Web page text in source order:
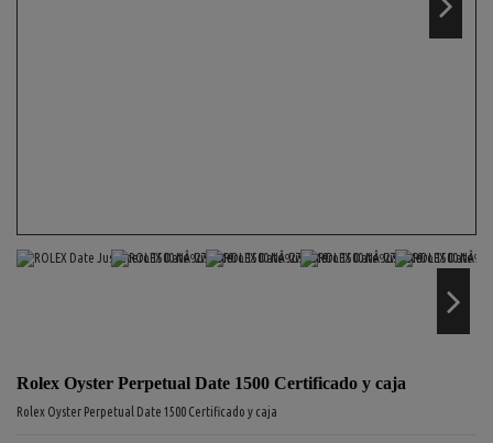
Rolex Oyster Perpetual Date 1500 Certificado y caja
Rolex Oyster Perpetual Date 1500 Certificado y caja